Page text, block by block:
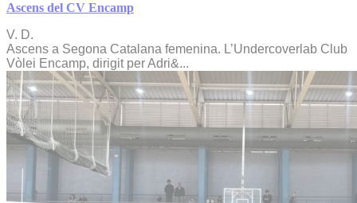
Ascens del CV Encamp
V. D.
Ascens a Segona Catalana femenina. L’Undercoverlab Club
Vòlei Encamp, dirigit per Adri&...